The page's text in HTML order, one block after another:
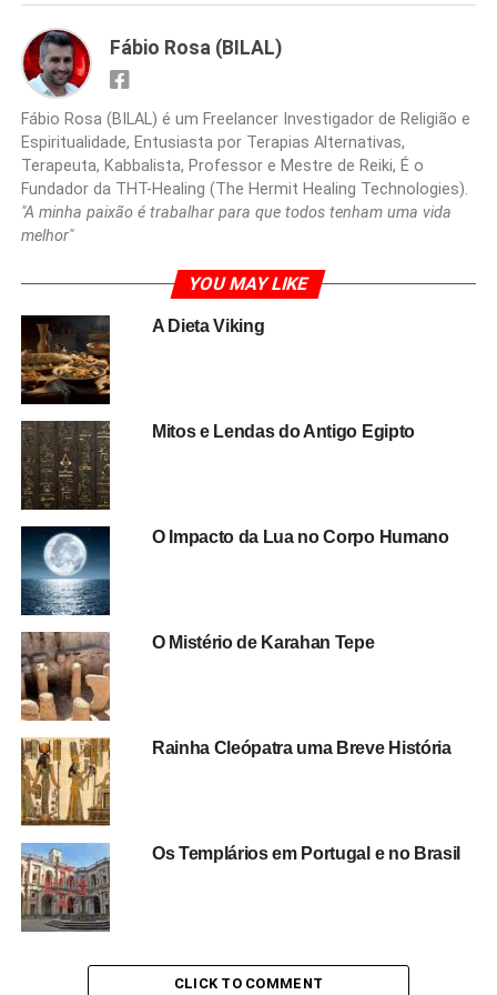
Fábio Rosa (BILAL)
Fábio Rosa (BILAL) é um Freelancer Investigador de Religião e
Espiritualidade, Entusiasta por Terapias Alternativas,
Terapeuta, Kabbalista, Professor e Mestre de Reiki, É o
Fundador da THT-Healing (The Hermit Healing Technologies).
"A minha paixão é trabalhar para que todos tenham uma vida
melhor"
YOU MAY LIKE
A Dieta Viking
Mitos e Lendas do Antigo Egipto
O Impacto da Lua no Corpo Humano
O Mistério de Karahan Tepe
Rainha Cleópatra uma Breve História
Os Templários em Portugal e no Brasil
CLICK TO COMMENT